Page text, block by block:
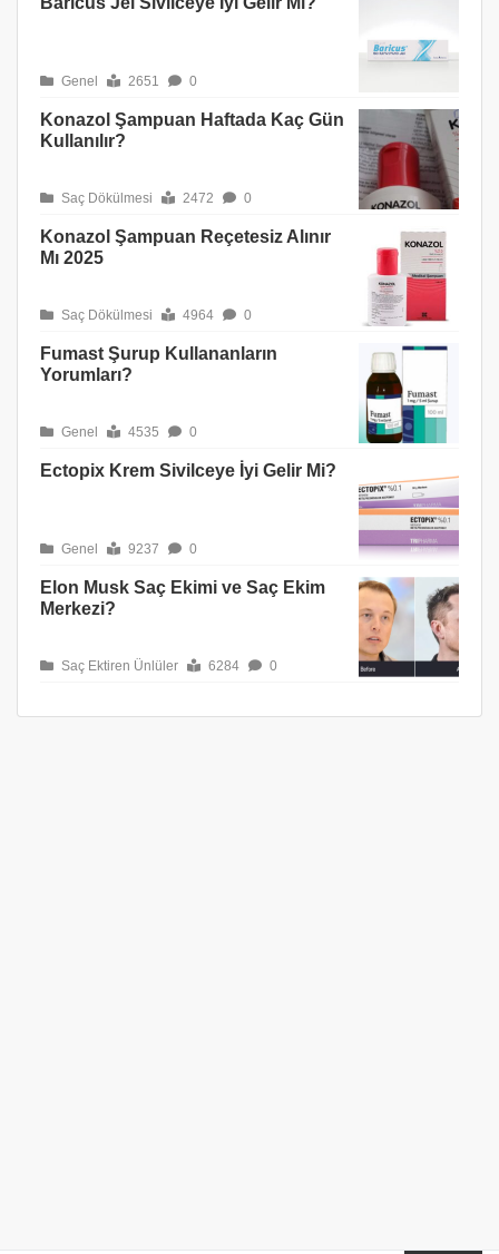
Genel 2651 0
Konazol Şampuan Haftada Kaç Gün
Kullanılır?
Saç Dökülmesi 2472 0
Konazol Şampuan Reçetesiz Alınır
Mı 2025
Saç Dökülmesi 4964 0
Fumast Şurup Kullananların
Yorumları?
Genel 4535 0
Ectopix Krem Sivilceye İyi Gelir Mi?
Genel 9237 0
Elon Musk Saç Ekimi ve Saç Ekim
Merkezi?
Saç Ektiren Ünlüler 6284 0